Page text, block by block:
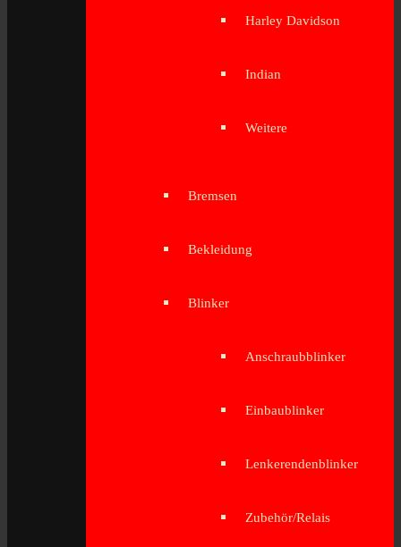
Harley Davidson
Indian
Weitere
Bremsen
Bekleidung
Blinker
Anschraubblinker
Einbaublinker
Lenkerendenblinker
Zubehör/Relais